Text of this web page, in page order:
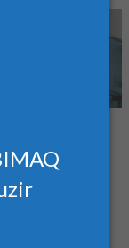
e
Feira